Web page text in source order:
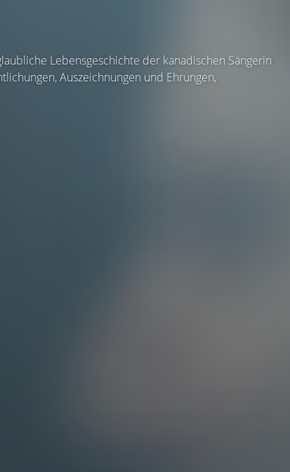
Lebensgeschichte der kanadischen Sängerin
Auszeichnungen und Ehrungen,